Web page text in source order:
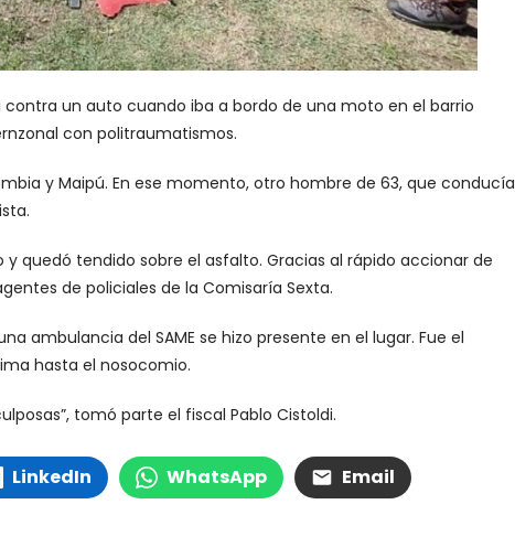
un auto cuando iba a bordo de una moto en el barrio
con politraumatismos.
y Maipú. En ese momento, otro hombre de 63, que conducía
quedó tendido sobre el asfalto. Gracias al rápido accionar de
de policiales de la Comisaría Sexta.
ambulancia del SAME se hizo presente en el lugar. Fue el
hasta el nosocomio.
tomó parte el fiscal Pablo Cistoldi.
LinkedIn WhatsApp Email